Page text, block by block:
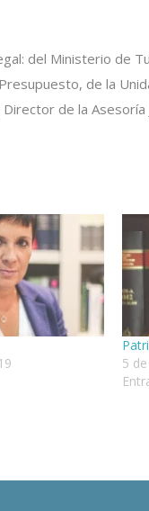
del Ministerio de
de la
de la
5